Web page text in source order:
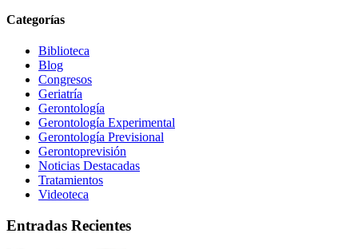
Categorías
Biblioteca
Blog
Congresos
Geriatría
Gerontología
Gerontología Experimental
Gerontología Previsional
Gerontoprevisión
Noticias Destacadas
Tratamientos
Videoteca
Entradas Recientes